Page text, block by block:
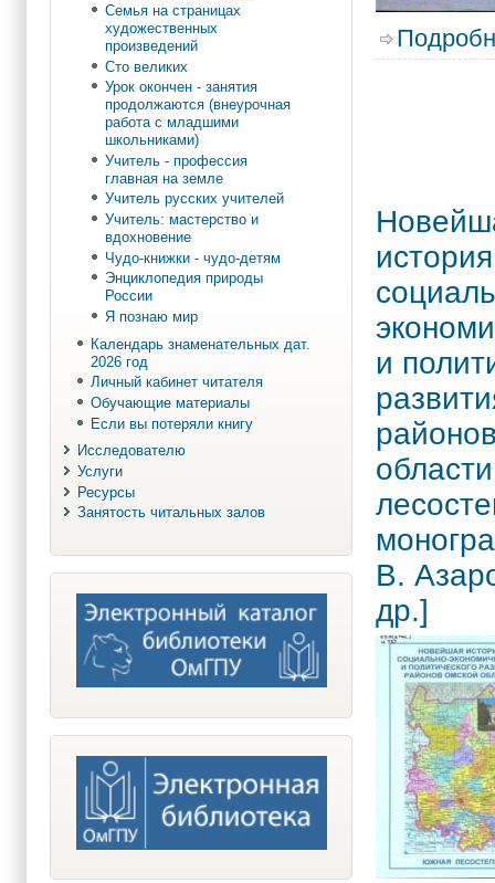
история
и
В.
др.]
Семья на страницах
художественных
произведений
Сто великих
Урок окончен - занятия
продолжаются (внеурочная
работа с младшими
школьниками)
Учитель - профессия
главная на земле
Учитель русских учителей
Учитель: мастерство и
вдохновение
Чудо-книжки - чудо-детям
Энциклопедия природы
России
Я познаю мир
Календарь знаменательных дат.
2026 год
Личный кабинет читателя
Обучающие материалы
Если вы потеряли книгу
Исследователю
Услуги
Ресурсы
Занятость читальных залов